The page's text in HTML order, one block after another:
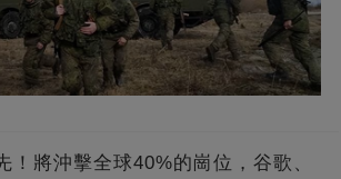
！將沖擊全球40%的崗位，谷歌、